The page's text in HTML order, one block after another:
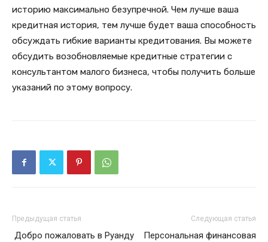
историю максимально безупречной. Чем лучше ваша
кредитная история, тем лучше будет ваша способность
обсуждать гибкие варианты кредитования. Вы можете
обсудить возобновляемые кредитные стратегии с
консультантом малого бизнеса, чтобы получить больше
указаний по этому вопросу.
Предыдущая статья
Добро пожаловать в Руанду
Следующая статья
Персональная финансовая